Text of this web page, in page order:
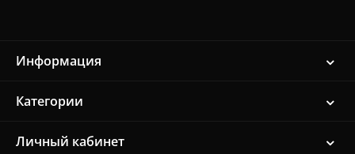
Информация
Категории
Личный кабинет